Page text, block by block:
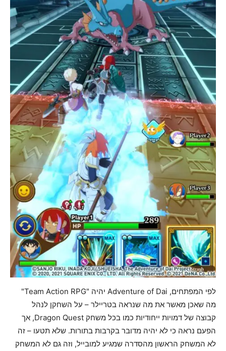
לפי המפתחים, Adventure of Dai יהיה "Team Action RPG"
מה שאכן מאשר את מה שנראה בטריילר – על השחקן לנהל
קבוצה של דמויות ייחודיות כמו בכל משחק Dragon Quest, אך
הפעם נראה כי לא יהיה מדובר בקרבות בתורות. שלא תטעו – זה
לא המשחק הראשון מהסדרה שמגיע למובייל, וזה גם לא המשחק